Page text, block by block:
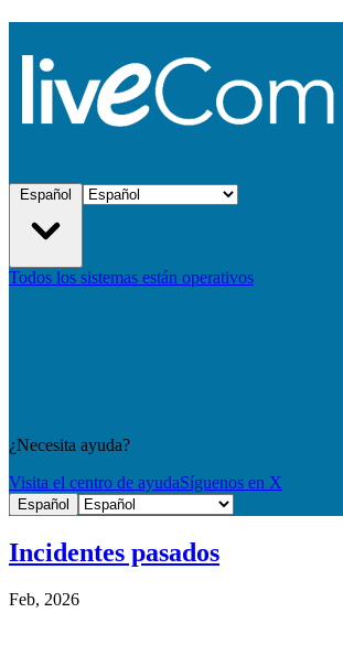
Español
Todos los sistemas están operativos
¿Necesita ayuda?
Visita el centro de ayudaSíguenos en X
Español
Incidentes pasados
Feb, 2026